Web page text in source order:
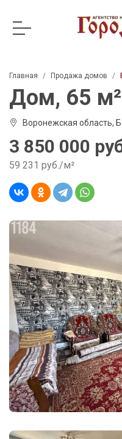
Главная Продажа домов
Дом, 65
Воронежская область,
3 850 000
59 231 руб./м²